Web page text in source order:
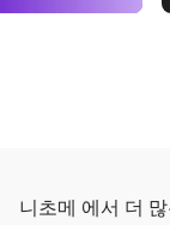
니초메 에서 더